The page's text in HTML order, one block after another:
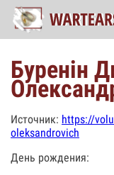
Буренін
Источник: https://
oleksandrovich
День рождения: